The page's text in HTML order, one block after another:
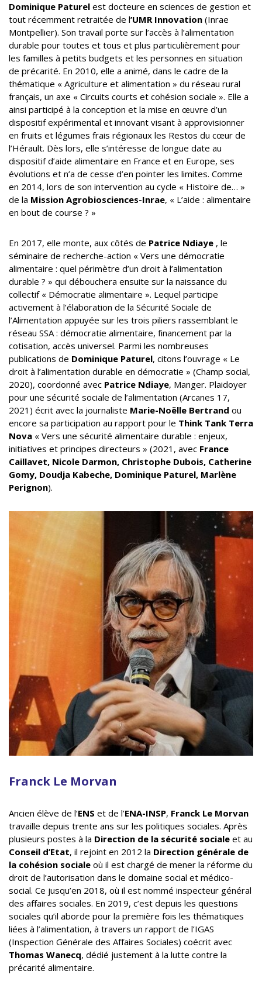
Dominique Paturel est docteure en sciences de gestion et
tout récemment retraitée de l’UMR Innovation (Inrae
Montpellier). Son travail porte sur l’accès à l’alimentation
durable pour toutes et tous et plus particulièrement pour
les familles à petits budgets et les personnes en situation
de précarité. En 2010, elle a animé, dans le cadre de la
thématique « Agriculture et alimentation » du réseau rural
français, un axe « Circuits courts et cohésion sociale ». Elle a
ainsi participé à la conception et la mise en œuvre d’un
dispositif expérimental et innovant visant à approvisionner
en fruits et légumes frais régionaux les Restos du cœur de
l’Hérault. Dès lors, elle s’intéresse de longue date au
dispositif d’aide alimentaire en France et en Europe, ses
évolutions et n’a de cesse d’en pointer les limites. Comme
en 2014, lors de son intervention au cycle « Histoire de… »
de la Mission Agrobiosciences-Inrae, « L’aide : alimentaire
en bout de course ? »
En 2017, elle monte, aux côtés de Patrice Ndiaye , le
séminaire de recherche-action « Vers une démocratie
alimentaire : quel périmètre d’un droit à l’alimentation
durable ? » qui débouchera ensuite sur la naissance du
collectif « Démocratie alimentaire ». Lequel participe
activement à l’élaboration de la Sécurité Sociale de
l’Alimentation appuyée sur les trois piliers rassemblant le
réseau SSA : démocratie alimentaire, financement par la
cotisation, accès universel. Parmi les nombreuses
publications de Dominique Paturel, citons l’ouvrage « Le
droit à l’alimentation durable en démocratie » (Champ social,
2020), coordonné avec Patrice Ndiaye, Manger. Plaidoyer
pour une sécurité sociale de l’alimentation (Arcanes 17,
2021) écrit avec la journaliste Marie-Noëlle Bertrand ou
encore sa participation au rapport pour le Think Tank Terra
Nova « Vers une sécurité alimentaire durable : enjeux,
initiatives et principes directeurs » (2021, avec France
Caillavet, Nicole Darmon, Christophe Dubois, Catherine
Gomy, Doudja Kabeche, Dominique Paturel, Marlène
Perignon).
Franck Le Morvan
Ancien élève de l’ENS et de l’ENA-INSP, Franck Le Morvan
travaille depuis trente ans sur les politiques sociales. Après
plusieurs postes à la Direction de la sécurité sociale et au
Conseil d’Etat, il rejoint en 2012 la Direction générale de
la cohésion sociale où il est chargé de mener la réforme du
droit de l’autorisation dans le domaine social et médico-
social. Ce jusqu’en 2018, où il est nommé inspecteur général
des affaires sociales. En 2019, c’est depuis les questions
sociales qu’il aborde pour la première fois les thématiques
liées à l’alimentation, à travers un rapport de l’IGAS
(Inspection Générale des Affaires Sociales) coécrit avec
Thomas Wanecq, dédié justement à la lutte contre la
précarité alimentaire.